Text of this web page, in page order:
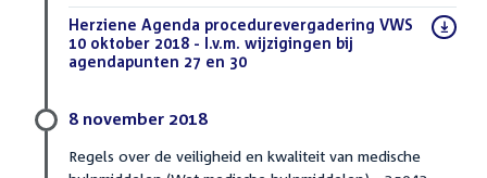
Download
bestand:
Herziene Agenda procedurevergadering VWS
10 oktober 2018 - I.v.m. wijzigingen bij
agendapunten 27 en 30
8 november 2018
Regels over de veiligheid en kwaliteit van medische